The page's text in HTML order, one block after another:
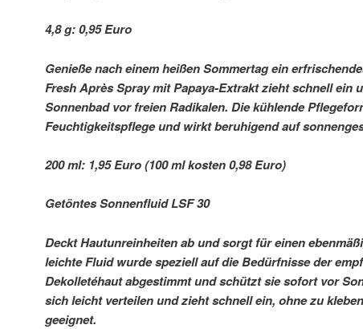
4,8 g: 0,95 Euro
Genieße nach einem heißen Sommertag ein
Fresh Après Spray mit Papaya-Extrakt zieht schnell ein
Sonnenbad vor freien Radikalen. Die kühlende
Feuchtigkeitspflege und wirkt beruhigend auf
200 ml: 1,95 Euro (100 ml kosten 0,98 Euro)
Getöntes Sonnenfluid LSF 30
Deckt Hautunreinheiten ab und sorgt für einen
leichte Fluid wurde speziell auf die Bedürfnisse der
Dekolletéhaut abgestimmt und schützt sie sofort vor
sich leicht verteilen und zieht schnell ein, ohne zu
geeignet.